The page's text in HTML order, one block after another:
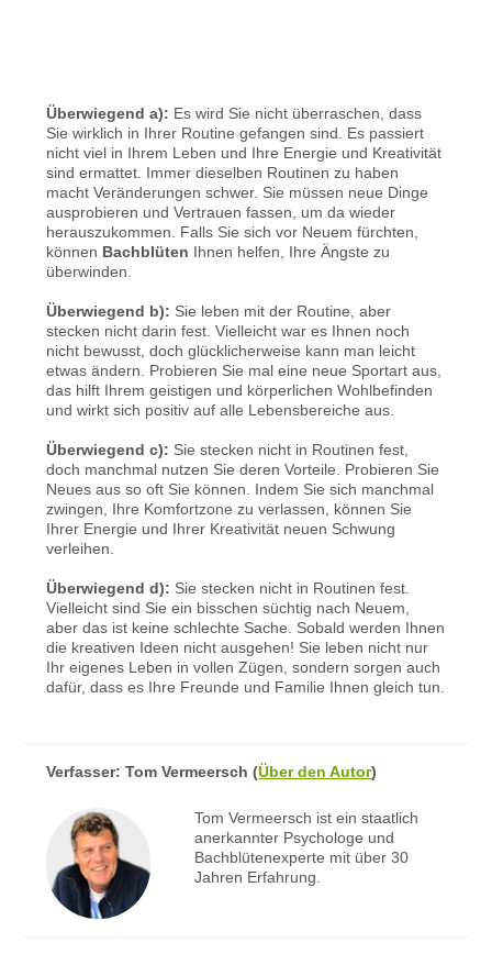
Überwiegend a): Es wird Sie nicht überraschen, dass
Sie wirklich in Ihrer Routine gefangen sind. Es passiert
nicht viel in Ihrem Leben und Ihre Energie und Kreativität
sind ermattet. Immer dieselben Routinen zu haben
macht Veränderungen schwer. Sie müssen neue Dinge
ausprobieren und Vertrauen fassen, um da wieder
herauszukommen. Falls Sie sich vor Neuem fürchten,
können Bachblüten Ihnen helfen, Ihre Ängste zu
überwinden.
Überwiegend b): Sie leben mit der Routine, aber
stecken nicht darin fest. Vielleicht war es Ihnen noch
nicht bewusst, doch glücklicherweise kann man leicht
etwas ändern. Probieren Sie mal eine neue Sportart aus,
das hilft Ihrem geistigen und körperlichen Wohlbefinden
und wirkt sich positiv auf alle Lebensbereiche aus.
Überwiegend c): Sie stecken nicht in Routinen fest,
doch manchmal nutzen Sie deren Vorteile. Probieren Sie
Neues aus so oft Sie können. Indem Sie sich manchmal
zwingen, Ihre Komfortzone zu verlassen, können Sie
Ihrer Energie und Ihrer Kreativität neuen Schwung
verleihen.
Überwiegend d): Sie stecken nicht in Routinen fest.
Vielleicht sind Sie ein bisschen süchtig nach Neuem,
aber das ist keine schlechte Sache. Sobald werden Ihnen
die kreativen Ideen nicht ausgehen! Sie leben nicht nur
Ihr eigenes Leben in vollen Zügen, sondern sorgen auch
dafür, dass es Ihre Freunde und Familie Ihnen gleich tun.
Verfasser:Tom Vermeersch (Über den Autor)
Tom Vermeersch ist ein staatlich
anerkannter Psychologe und
Bachblütenexperte mit über 30
Jahren Erfahrung.